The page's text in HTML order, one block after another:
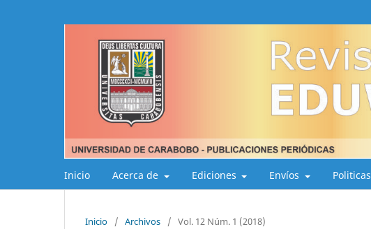
Inicio Acerca de Ediciones Envíos Politicas
Inicio / Archivos / Vol. 12 Núm. 1 (2018)